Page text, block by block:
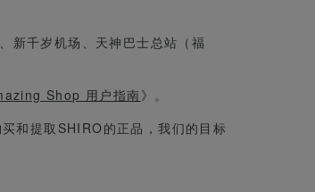
新千岁机场、天神巴士总站（福
Shop 用户指南》。
和提取SHIRO的正品，我们的目标